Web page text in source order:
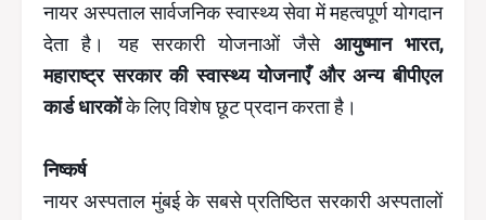
नायर अस्पताल सार्वजनिक स्वास्थ्य सेवा में महत्वपूर्ण योगदान
देता है। यह सरकारी योजनाओं जैसे आयुष्मान भारत,
महाराष्ट्र सरकार की स्वास्थ्य योजनाएँ और अन्य बीपीएल
कार्ड धारकोंके लिए विशेष छूट प्रदान करता है।
निष्कर्ष
नायर अस्पताल मुंबई के सबसे प्रतिष्ठित सरकारी अस्पतालों